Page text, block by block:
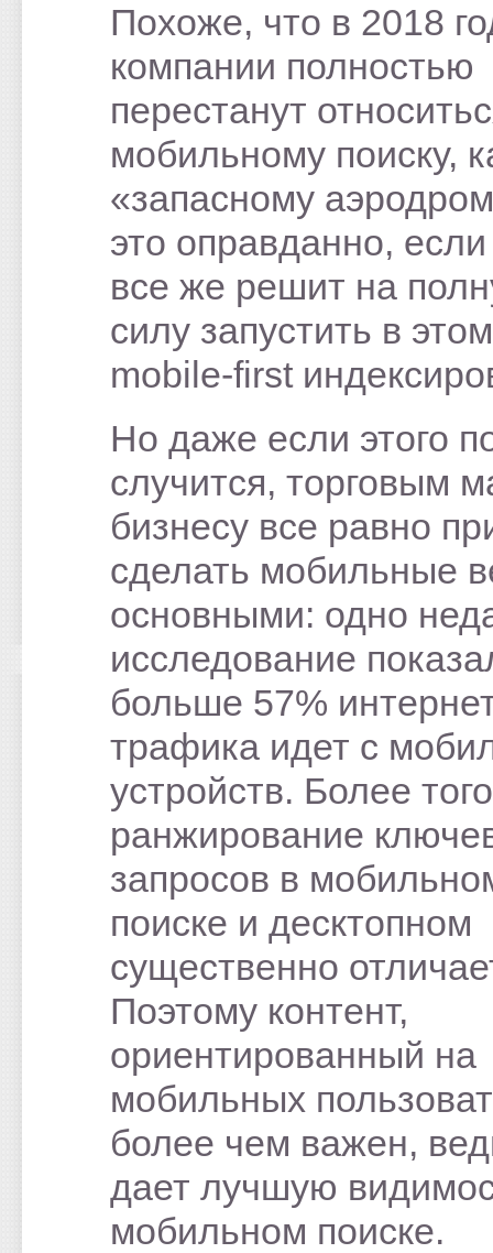
Похоже, что в 2018
компании полностью
перестанут
мобильному поиску,
«запасному
это оправданно, если
все же решит на
силу запустить в
mobile-first
Но даже если этого
случится, торговым
бизнесу все равно
сделать мобильные
основными: одно
исследование
больше 57%
трафика идет с
устройств. Более
ранжирование
запросов в
поиске и десктопном
существенно
Поэтому контент,
ориентированный на
мобильных
более чем важен,
дает лучшую
мобильном поиске.